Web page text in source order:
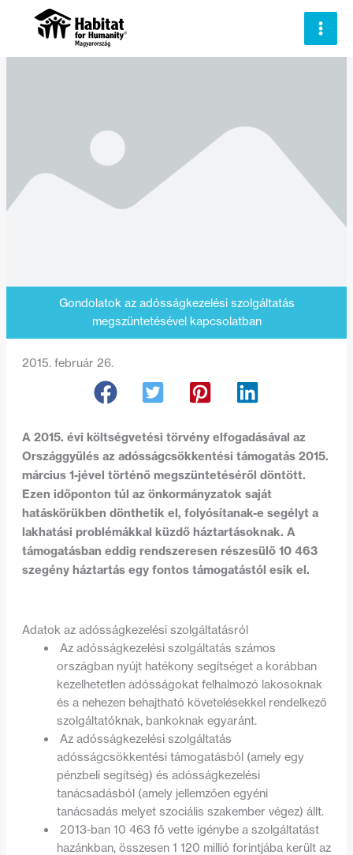
Gondolatok az adósságkezelési szolgáltatás
megszüntetésével kapcsolatban
2015. február 26.
A 2015. évi költségvetési törvény elfogadásával az
Országgyűlés az adósságcsökkentési támogatás 2015.
március 1-jével történő megszüntetéséről döntött.
Ezen időponton túl az önkormányzatok saját
hatáskörükben dönthetik el, folyósítanak-e segélyt a
lakhatási problémákkal küzdő háztartásoknak. A
támogatásban eddig rendszeresen részesülő 10 463
szegény háztartás egy fontos támogatástól esik el.
Adatok az adósságkezelési szolgáltatásról
Az adósságkezelési szolgáltatás számos
országban nyújt hatékony segítséget a korábban
kezelhetetlen adósságokat felhalmozó lakosoknak
és a nehezen behajtható követelésekkel rendelkező
szolgáltatóknak, bankoknak egyaránt.
Az adósságkezelési szolgáltatás
adósságcsökkentési támogatásból (amely egy
pénzbeli segítség) és adósságkezelési
tanácsadásból (amely jellemzően egyéni
tanácsadás melyet szociális szakember végez) állt.
2013-ban 10 463 fő vette igénybe a szolgáltatást
hazánkban, összesen 1 120 millió forintjába került az